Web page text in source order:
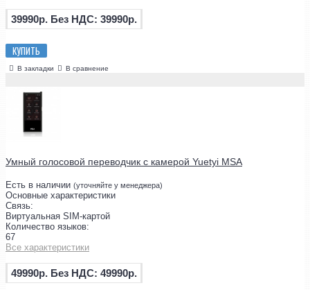
39990р. Без НДС: 39990р.
КУПИТЬ
В закладки В сравнение
Умный голосовой переводчик с камерой Yuetyi MSA
Есть в наличии (уточняйте у менеджера)
Основные характеристики
Связь:
Виртуальная SIM-картой
Количество языков:
67
Все характеристики
49990р. Без НДС: 49990р.